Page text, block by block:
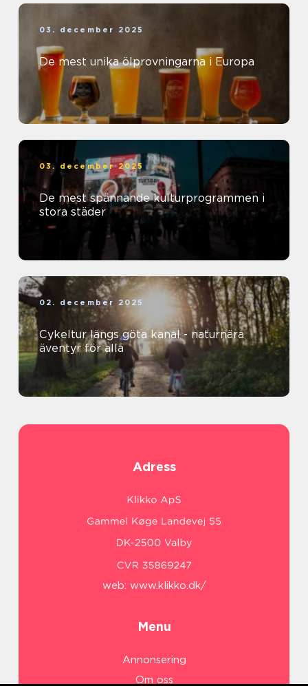
03. december 2025
De mest unika ölprovningarna i Europa
03. december 2025
De mest spännande kulturprogrammen i
stora städer
02. december 2025
Cykeltur längs göta kanal - naturnära
äventyr för alla
Adress
web: www.klikko.dk/
Menu
Annonsering
Om oss